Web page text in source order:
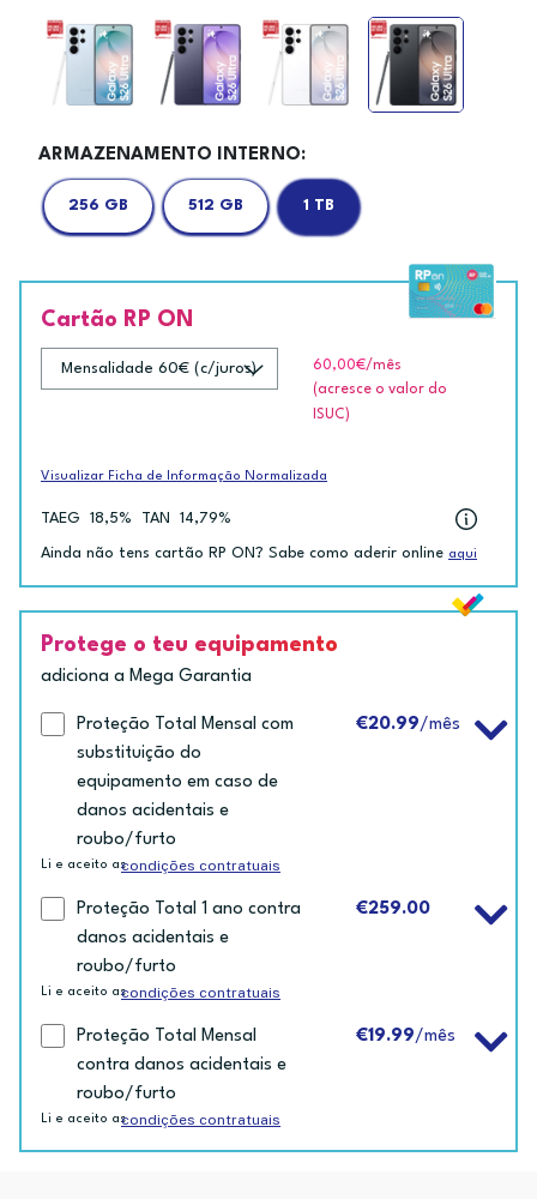
ARMAZENAMENTO INTERNO:
256 GB 512 GB 1 TB
Cartão RP ON
60,00€/mês
(acresce o valor do
ISUC)
Visualizar Ficha de Informação Normalizada
TAEG 18,5% TAN 14,79%
Ainda não tens cartão RP ON? Sabe como aderir online aqui
Protege o teu equipamento
adiciona a Mega Garantia
Proteção Total Mensal com
substituição do
equipamento em caso de
danos acidentais e
roubo/furto
€20.99/mês
Li e aceito ascondições contratuais
Proteção Total 1 ano contra
danos acidentais e
roubo/furto
€259.00
Li e aceito ascondições contratuais
Proteção Total Mensal
contra danos acidentais e
roubo/furto
€19.99/mês
Li e aceito ascondições contratuais